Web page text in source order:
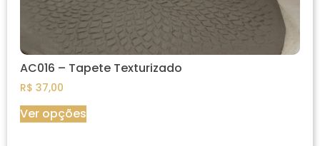
AC016 – Tapete Texturizado
R$ 37,00
Ver opções